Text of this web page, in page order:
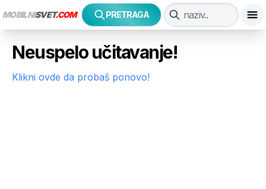
MOBILNISVET.COM PRETRAGA
Neuspelo učitavanje!
Klikni ovde da probaš ponovo!